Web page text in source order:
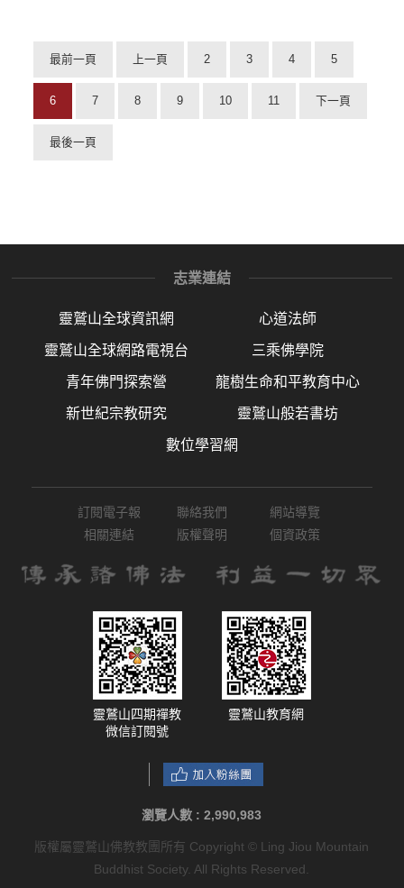
最前一頁 上一頁 2 3 4 5
6 7 8 9 10 11 下一頁
最後一頁
志業連結
靈鷲山全球資訊網 心道法師
靈鷲山全球網路電視台 三乘佛學院
青年佛門探索營 龍樹生命和平教育中心
新世紀宗教研究 靈鷲山般若書坊
數位學習網
訂閱電子報 聯絡我們
網站導覽
相關連結
版權聲明 個資政策
靈鷲山四期禪教
微信訂閱號
靈鷲山教育網
瀏覽人數 :2,990,983
版權屬靈鷲山佛教教團所有 Copyright © Ling Jiou Mountain
Buddhist Society. All Rights Reserved.